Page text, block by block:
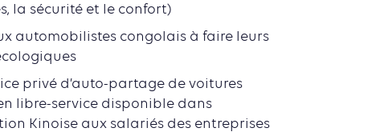
la sécurité et le confort)
automobilistes congolais à faire leurs
privé d’auto-partage de voitures
libre-service disponible dans
Kinoise aux salariés des entreprises